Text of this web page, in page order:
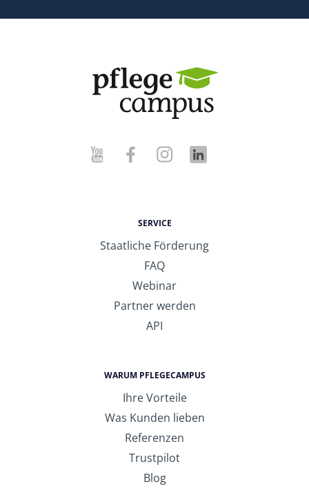
SERVICE
Staatliche Förderung
FAQ
Webinar
Partner werden
API
WARUM PFLEGECAMPUS
Ihre Vorteile
Was Kunden lieben
Referenzen
Trustpilot
Blog